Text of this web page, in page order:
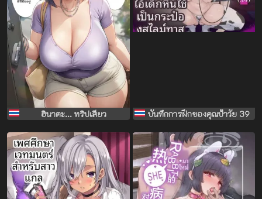
ฮินาตะ... ทริปเสียว บันทึกการฝึกของคุณป้าวัย 39